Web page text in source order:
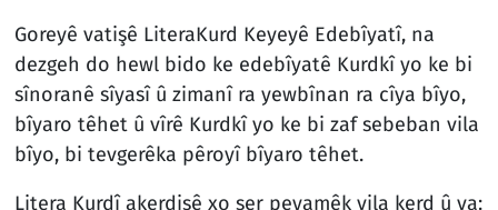
Goreyê vatişê LiteraKurd Keyeyê Edebîyatî, na
dezgeh do hewl bido ke edebîyatê Kurdkî yo ke bi
sînoranê sîyasî û zimanî ra yewbînan ra cîya bîyo,
bîyaro têhet û vîrê Kurdkî yo ke bi zaf sebeban vila
bîyo, bi tevgerêka pêroyî bîyaro têhet.
Litera Kurdî akerdişê xo ser peyamêk vila kerd û va: